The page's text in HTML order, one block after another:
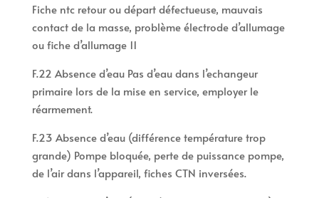
Fiche ntc retour ou départ défectueuse, mauvais
contact de la masse, problème électrode d’allumage
ou fiche d’allumage 11
F.22 Absence d’eau Pas d’eau dans l’echangeur
primaire lors de la mise en service, employer le
réarmement.
F.23 Absence d’eau (différence température trop
grande) Pompe bloquée, perte de puissance pompe,
de l’air dans l’appareil, fiches CTN inversées.